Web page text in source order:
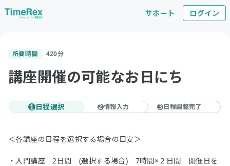
サポート ログイン
所要時間 420分
講座開催の可能なお日にち
1 日程選択 2情報入力 3 日程調整完了
＜各講座の日程を選択する場合の目安＞
・入門講座 2日間 (選択する場合) 7時間×２日間 開催日を